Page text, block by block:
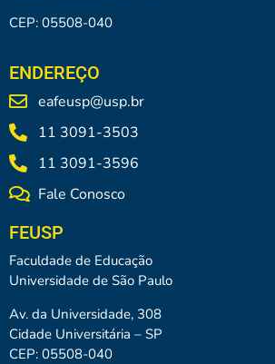
CEP: 05508-040
ENDEREÇO
eafeusp@usp.br
11 3091-3503
11 3091-3596
Fale Conosco
FEUSP
Faculdade de Educação
Universidade de São Paulo
Av. da Universidade, 308
Cidade Universitária – SP
CEP: 05508-040